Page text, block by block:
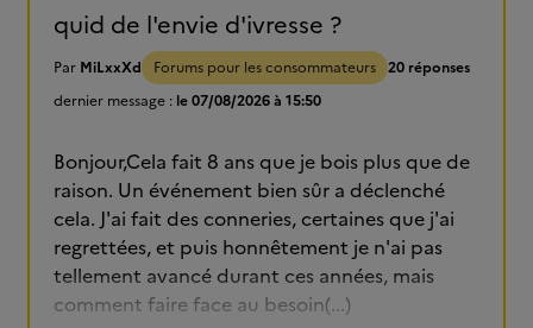
quid de l'envie d'ivresse ?
Par MiLxxXd Forums pour les consommateurs 20 réponses
dernier message : le 07/08/2026 à 15:50
Bonjour,Cela fait 8 ans que je bois plus que de
raison. Un événement bien sûr a déclenché
cela. J'ai fait des conneries, certaines que j'ai
regrettées, et puis honnêtement je n'ai pas
tellement avancé durant ces années, mais
comment faire face au besoin(...)